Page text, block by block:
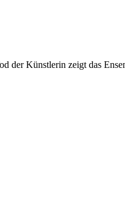
der Künstlerin zeigt das